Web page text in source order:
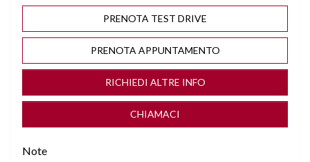
BRACCIOLO
BRACCIOLO POSTERIORE
CAMBIO AUTOMATICO/SEQUENZIALE
PRENOTA TEST DRIVE
PRENOTA APPUNTAMENTO
RICHIEDI ALTRE INFO
CHIAMACI
Note